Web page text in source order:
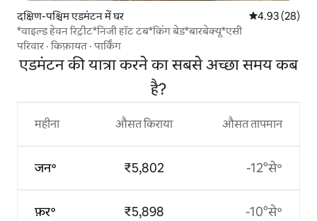
दक्षिण-पश्चिम एडमंटन में घर औसत रेटिंग 5 में
4.93 (28)
*वाइल्ड हेवन रिट्रीट*निजी हॉट टब*किंग बेड*बारबेक्यू*एसी
परिवार ·किफ़ायत ·पार्किंग
एडमंटन की यात्रा करने का सबसे अच्छा समय कब
है?
महीना
जन॰
फ़र॰
औसत किराया
₹5,802
₹5,898
औसत तापमान
-12°से॰
-10°से॰